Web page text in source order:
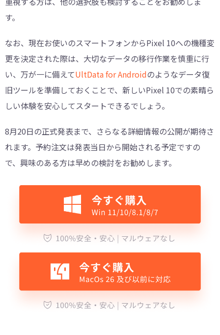
す。
なお、現在お使いのスマートフォンからPixel 10への機種変
更を決定された際は、大切なデータの移行作業を慎重に行
い、万が一に備えてUltData for Androidのようなデータ復
旧ツールを準備しておくことで、新しいPixel 10での素晴ら
しい体験を安心してスタートできるでしょう。
8月20日の正式発表まで、さらなる詳細情報の公開が期待さ
れます。予約注文は発表当日から開始される予定ですの
で、興味のある方は早めの検討をお勧めします。